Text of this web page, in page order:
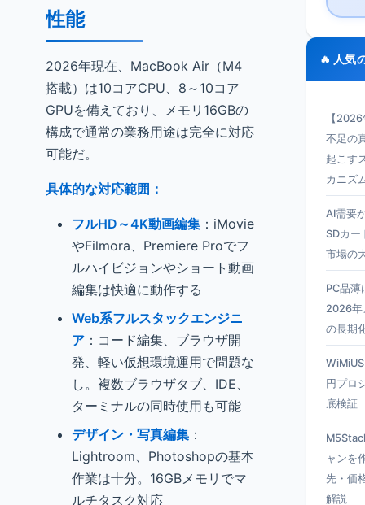
性能
2026年現在、MacBook Air（M4
搭載）は10コアCPU、8～10コア
GPUを備えており、メモリ16GBの
構成で通常の業務用途は完全に対応
可能だ。
具体的な対応範囲：
フルHD～4K動画編集 ：iMovie
やFilmora、Premiere Proでフ
ルハイビジョンやショート動画
編集は快適に動作する
Web系フルスタックエンジニ
ア ：コード編集、ブラウザ開
発、軽い仮想環境運用で問題な
し。複数ブラウザタブ、IDE、
ターミナルの同時使用も可能
デザイン・写真編集 ：
Lightroom、Photoshopの基本
作業は十分。16GBメモリでマ
ルチタスク対応
🔥 人気
【
不足の
起こす
カニズ
AI需要
SDカー
市場の
PC品薄
2026年
の長期
円プロ
底検証
ャンを
先・価
解説